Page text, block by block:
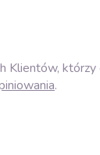
Klientów,
.